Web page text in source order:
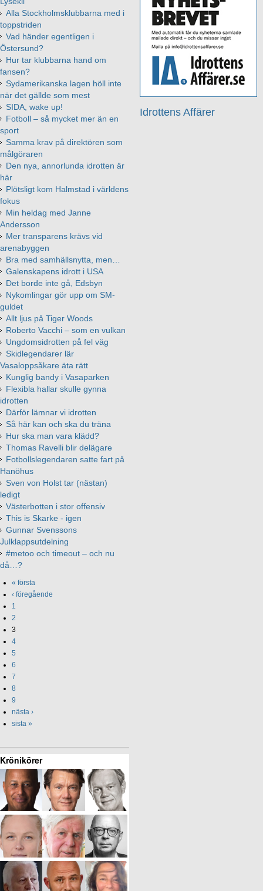
Idrottens Affärer
Alla Stockholmsklubbarna med i
toppstriden
Vad händer egentligen i
Östersund?
Hur tar klubbarna hand om
fansen?
Sydamerikanska lagen höll inte
när det gällde som mest
SIDA, wake up!
Fotboll – så mycket mer än en
sport
Samma krav på direktören som
målgöraren
Den nya, annorlunda idrotten är
här
Plötsligt kom Halmstad i världens
fokus
Min heldag med Janne
Andersson
Mer transparens krävs vid
arenabyggen
Bra med samhällsnytta, men…
Galenskapens idrott i USA
Det borde inte gå, Edsbyn
Nykomlingar gör upp om SM-
guldet
Allt ljus på Tiger Woods
Roberto Vacchi – som en vulkan
Ungdomsidrotten på fel väg
Skidlegendarer lär
Vasaloppsåkare äta rätt
Kunglig bandy i Vasaparken
Flexibla hallar skulle gynna
idrotten
Därför lämnar vi idrotten
Så här kan och ska du träna
Hur ska man vara klädd?
Thomas Ravelli blir delägare
Fotbollslegendaren satte fart på
Hanöhus
Sven von Holst tar (nästan)
ledigt
Västerbotten i stor offensiv
This is Skarke - igen
Gunnar Svenssons
Julklappsutdelning
#metoo och timeout – och nu
då…?
« första
‹ föregående
1
2
3
4
5
6
7
8
9
nästa ›
sista »
Krönikörer